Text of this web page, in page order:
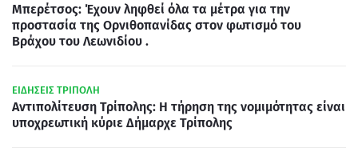
Μπερέτσος: Έχουν ληφθεί όλα τα μέτρα για την
προστασία της Ορνιθοπανίδας στον φωτισμό του
Βράχου του Λεωνιδίου .
ΕΙΔΗΣΕΙΣ ΤΡΙΠΟΛΗ
Αντιπολίτευση Τρίπολης: Η τήρηση της νομιμότητας είναι
υποχρεωτική κύριε Δήμαρχε Τρίπολης